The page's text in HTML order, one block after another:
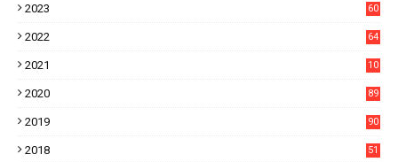
2023
60
2022
64
2021
10
2020
89
2019
90
2018
51